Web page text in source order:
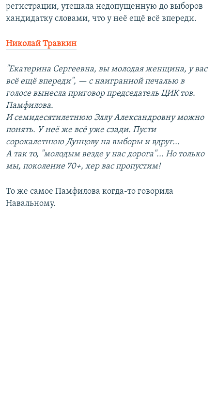
регистрации, утешала недопущенную до выборов
кандидатку словами, что у неё ещё всё впереди.
Николай Травкин
"Екатерина Сергеевна, вы молодая женщина, у вас
всё ещё впереди", — с наигранной печалью в
голосе вынесла приговор председатель ЦИК тов.
Памфилова.
И семидесятилетнюю Эллу Александровну можно
понять. У неё же всё уже сзади. Пусти
сорокалетнюю Дунцову на выборы и вдруг...
А так то, "молодым везде у нас дорога"... Но только
мы, поколение 70+, хер вас пропустим!
То же самое Памфилова когда-то говорила
Навальному.